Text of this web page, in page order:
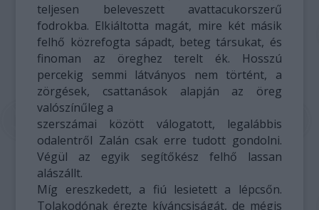
teljesen beleveszett avattacukorszerű
fodrokba. Elkiáltotta magát, mire két másik
felhő közrefogta sápadt, beteg társukat, és
finoman az öreghez terelt ék. Hosszú
percekig semmi látványos nem történt, a
zörgések, csattanások alapján az öreg
valószínűleg a
szerszámai között válogatott, legalábbis
odalentről Zalán csak erre tudott gondolni.
Végül az egyik segítőkész felhő lassan
alászállt.
Míg ereszkedett, a fiú lesietett a lépcsőn.
Tolakodónak érezte kíváncsiságát, de mégis